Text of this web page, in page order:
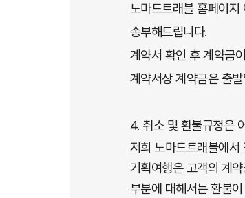
노마드트래블 홈페이
송부해드립니다.
계약서 확인 후 계약금
계약서상 계약금은 출
4. 취소 및 환불규정은
저희 노마드트래블에
기획여행은 고객의 계
부분에 대해서는 환불